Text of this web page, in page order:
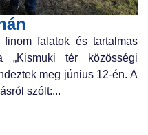
falatok és tartalmas
„Kismuki tér közösségi
meg június 12-én. A
szólt:...